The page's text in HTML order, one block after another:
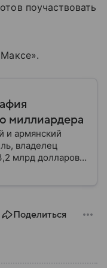
поучаствовать
миллиардера
и армянский
владелец
млрд долларов
отечественных
Поделиться